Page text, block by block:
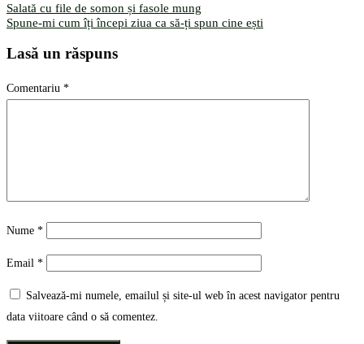
Salată cu file de somon și fasole mung
Spune-mi cum îți începi ziua ca să-ți spun cine ești
Lasă un răspuns
Comentariu *
Nume *
Email *
Salvează-mi numele, emailul și site-ul web în acest navigator pentru
data viitoare când o să comentez.